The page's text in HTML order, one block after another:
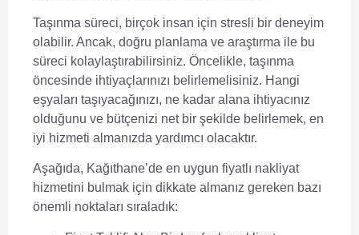
Taşınma süreci, birçok insan için stresli bir deneyim
olabilir. Ancak, doğru planlama ve araştırma ile bu
süreci kolaylaştırabilirsiniz. Öncelikle, taşınma
öncesinde ihtiyaçlarınızı belirlemelisiniz. Hangi
eşyaları taşıyacağınızı, ne kadar alana ihtiyacınız
olduğunu ve bütçenizi net bir şekilde belirlemek, en
iyi hizmeti almanızda yardımcı olacaktır.
Aşağıda, Kağıthane’de en uygun fiyatlı nakliyat
hizmetini bulmak için dikkate almanız gereken bazı
önemli noktaları sıraladık: